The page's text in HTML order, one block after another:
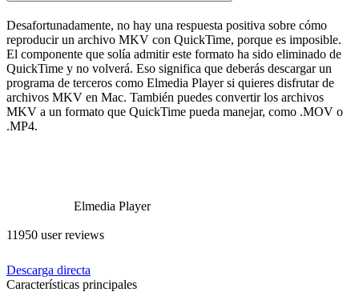
Desafortunadamente, no hay una respuesta positiva sobre cómo
reproducir un archivo MKV con QuickTime, porque es imposible.
El componente que solía admitir este formato ha sido eliminado de
QuickTime y no volverá. Eso significa que deberás descargar un
programa de terceros como Elmedia Player si quieres disfrutar de
archivos MKV en Mac. También puedes convertir los archivos
MKV a un formato que QuickTime pueda manejar, como .MOV o
.MP4.
Elmedia Player
11950 user reviews
Descarga directa
Características principales